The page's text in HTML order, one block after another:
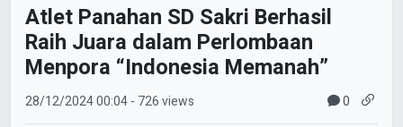
Atlet Panahan SD Sakri Berhasil
Raih Juara dalam Perlombaan
Menpora “Indonesia Memanah”
28/12/202400:04- 726 views 0